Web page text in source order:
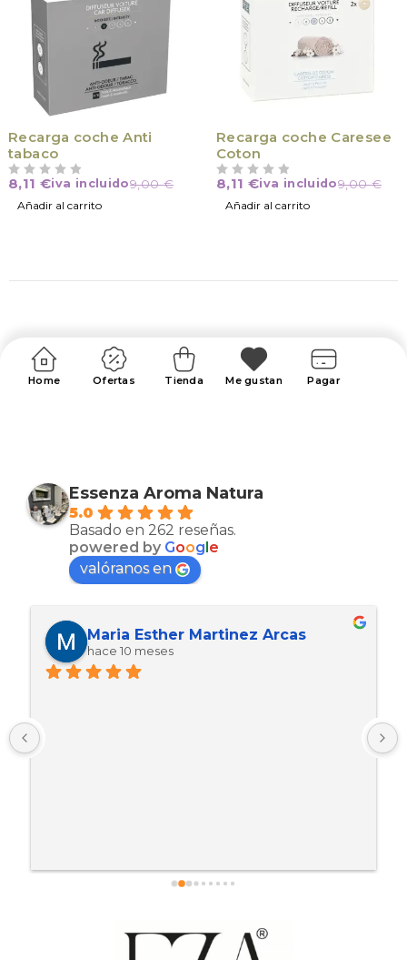
Recarga coche Anti
tabaco
9,00€
8,11 €iva incluido
Añadir al carrito
Recarga coche Caresee
Coton
9,00€
8,11 €iva incluido
Añadir al carrito
Home Ofertas Tienda Me gustan Pagar
Essenza Aroma Natura
5.0
Basado en 262 reseñas.
powered by Goog e
valóranos en
Maria Esther Martinez Arcas
hace 10 meses